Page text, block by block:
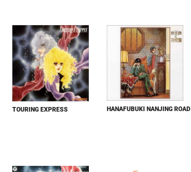
TOURING EXPRESS HANAFUBUKI NANJING ROAD